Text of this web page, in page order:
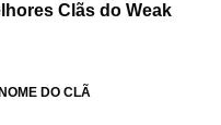
Clãs do Weak
DO CLÃ